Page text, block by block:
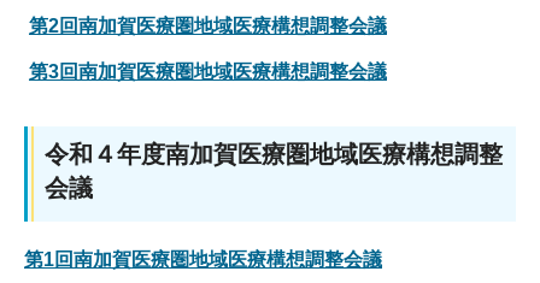
第2回南加賀医療圏地域医療構想調整会議
第3回南加賀医療圏地域医療構想調整会議
令和４年度南加賀医療圏地域医療構想調整
会議
第1回南加賀医療圏地域医療構想調整会議